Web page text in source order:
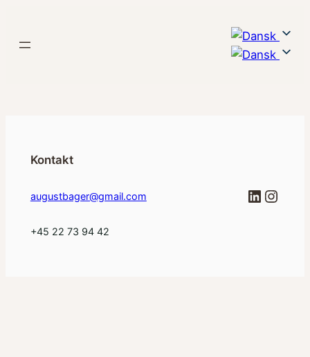
indhold
Kontakt
augustbager@gmail.com
+45 22 73 94 42